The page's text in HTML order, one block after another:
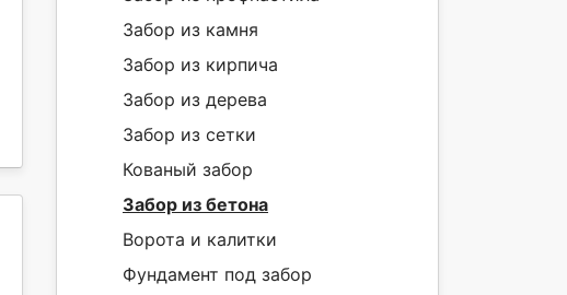
Забор из камня
Забор из кирпича
Забор из дерева
Забор из сетки
Кованый забор
Забор из бетона
Ворота и калитки
Фундамент под забор